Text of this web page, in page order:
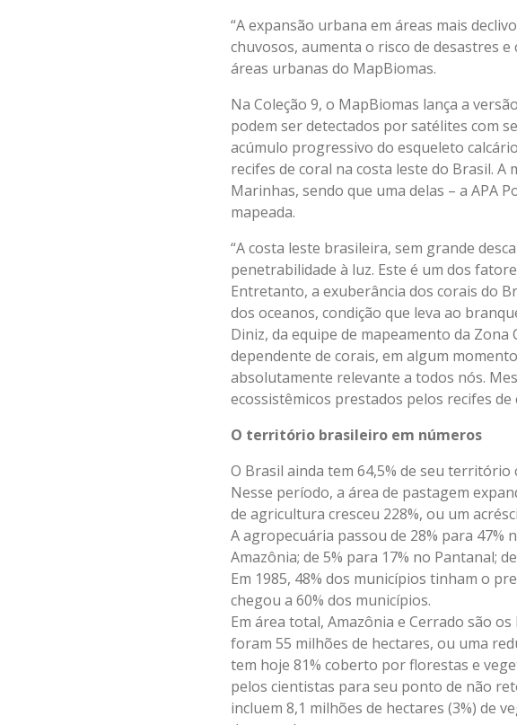
“A expansão urbana em áreas mais
chuvosos, aumenta o risco de desastres
áreas urbanas do MapBiomas.
Na Coleção 9, o MapBiomas lança a
podem ser detectados por satélites com
acúmulo progressivo do esqueleto
recifes de coral na costa leste do Brasil. A
Marinhas, sendo que uma delas – a APA
mapeada.
“A costa leste brasileira, sem grande
penetrabilidade à luz. Este é um dos
Entretanto, a exuberância dos corais do
dos oceanos, condição que leva ao
Diniz, da equipe de mapeamento da
dependente de corais, em algum
absolutamente relevante a todos nós.
ecossistêmicos prestados pelos recifes de
O território brasileiro em números
O Brasil ainda tem 64,5% de seu
Nesse período, a área de pastagem
de agricultura cresceu 228%, ou um
A agropecuária passou de 28% para 47%
Amazônia; de 5% para 17% no Pantanal;
Em 1985, 48% dos municípios tinham o
chegou a 60% dos municípios.
Em área total, Amazônia e Cerrado são
foram 55 milhões de hectares, ou uma
tem hoje 81% coberto por florestas e
pelos cientistas para seu ponto de não
incluem 8,1 milhões de hectares (3%) de